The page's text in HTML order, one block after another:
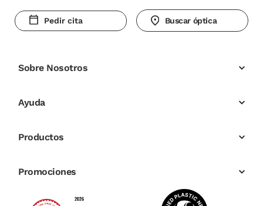
Pedir cita Buscar óptica
Sobre Nosotros
Ayuda
Productos
Promociones